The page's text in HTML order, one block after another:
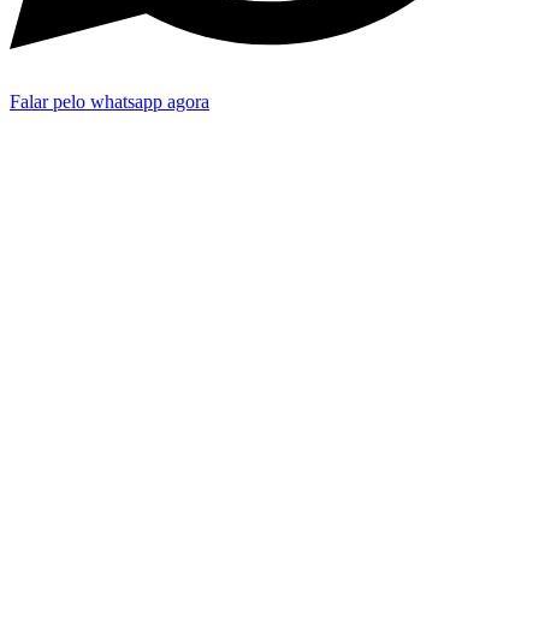
Falar pelo whatsapp agora